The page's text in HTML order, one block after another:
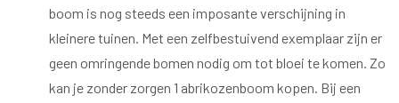
boom is nog steeds een imposante verschijning in
kleinere tuinen. Met een zelfbestuivend exemplaar zijn er
geen omringende bomen nodig om tot bloei te komen. Zo
kan je zonder zorgen 1 abrikozenboom kopen. Bij een